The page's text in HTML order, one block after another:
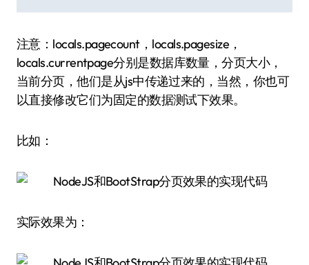
注意：locals.pagecount，locals.pagesize，
locals.currentpage分别是数据库数量，分页大小，
当前分页，他们是从js中传递过来的，当然，你也可
以直接修改它们为固定的数据测试下效果。
比如：
实际效果为：